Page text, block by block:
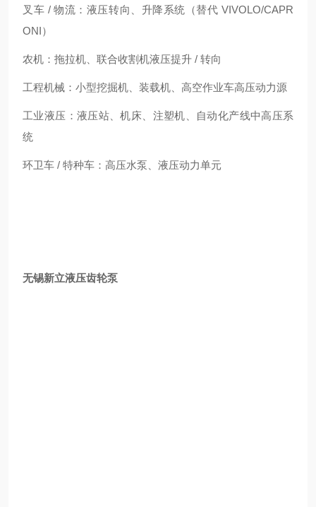
叉车 / 物流：液压转向、升降系统（替代 VIVOLO/CAPR
ONI）
农机：拖拉机、联合收割机液压提升 / 转向
工程机械：小型挖掘机、装载机、高空作业车高压动力源
工业液压：液压站、机床、注塑机、自动化产线中高压系
统
环卫车 / 特种车：高压水泵、液压动力单元
无锡新立液压齿轮泵